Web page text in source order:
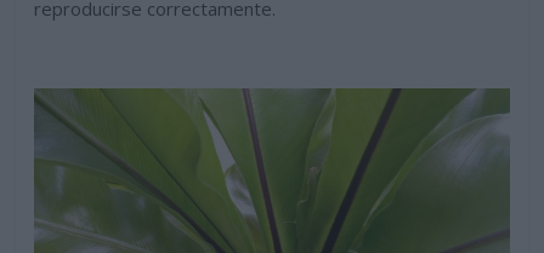
reproducirse correctamente.